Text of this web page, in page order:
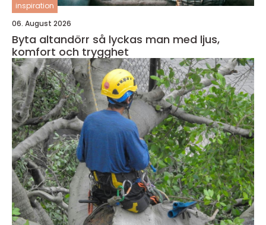
inspiration
06. August 2026
Byta altandörr så lyckas man med ljus,
komfort och trygghet